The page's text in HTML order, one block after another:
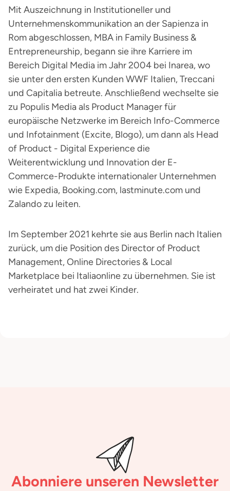
Mit Auszeichnung in Institutioneller und
Unternehmenskommunikation an der Sapienza in
Rom abgeschlossen, MBA in Family Business &
Entrepreneurship, begann sie ihre Karriere im
Bereich Digital Media im Jahr 2004 bei Inarea, wo
sie unter den ersten Kunden WWF Italien, Treccani
und Capitalia betreute. Anschließend wechselte sie
zu Populis Media als Product Manager für
europäische Netzwerke im Bereich Info-Commerce
und Infotainment (Excite, Blogo), um dann als Head
of Product - Digital Experience die
Weiterentwicklung und Innovation der E-
Commerce-Produkte internationaler Unternehmen
wie Expedia, Booking.com, lastminute.com und
Zalando zu leiten.
Im September 2021 kehrte sie aus Berlin nach Italien
zurück, um die Position des Director of Product
Management, Online Directories & Local
Marketplace bei Italiaonline zu übernehmen. Sie ist
verheiratet und hat zwei Kinder.
Abonniere unseren Newsletter